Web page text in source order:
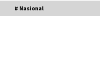
# Nasional